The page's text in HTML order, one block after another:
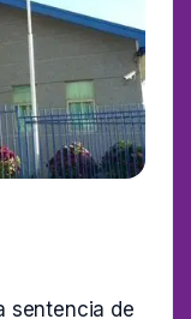
sentencia de